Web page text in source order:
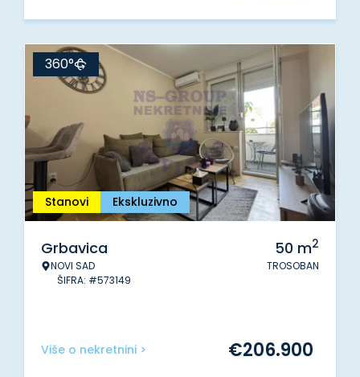
Stanovi Ekskluzivno
360°
Grbavica
NOVI SAD
ŠIFRA: #573149
50 m2
TROSOBAN
Više o nekretnini > €206.900